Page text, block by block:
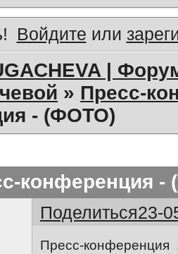
Войдите или
|
» Пресс-
- (ФОТО)
конференция
Поделиться23-
Пресс-конференция